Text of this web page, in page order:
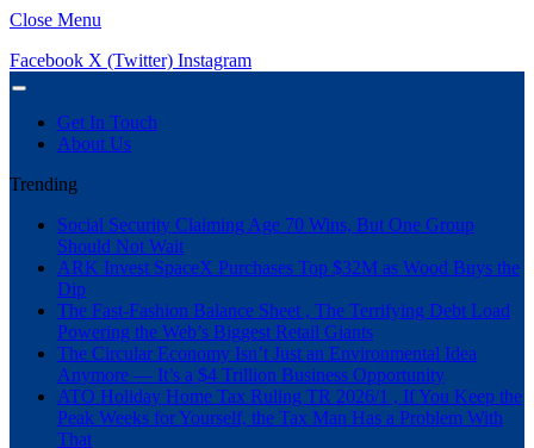
Close Menu
Facebook X (Twitter) Instagram
Get In Touch
About Us
Trending
Social Security Claiming Age 70 Wins, But One Group
Should Not Wait
ARK Invest SpaceX Purchases Top $32M as Wood Buys the
Dip
The Fast-Fashion Balance Sheet , The Terrifying Debt Load
Powering the Web’s Biggest Retail Giants
The Circular Economy Isn’t Just an Environmental Idea
Anymore — It’s a $4 Trillion Business Opportunity
ATO Holiday Home Tax Ruling TR 2026/1 , If You Keep the
Peak Weeks for Yourself, the Tax Man Has a Problem With
That